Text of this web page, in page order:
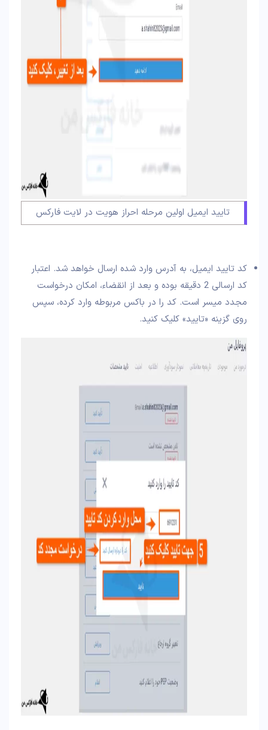
تایید ایمیل اولین مرحله احراز هویت در لایت فارکس
کد تایید ایمیل، به آدرس وارد شده ارسال خواهد شد. اعتبار
کد ارسالی 2 دقیقه بوده و بعد از انقضاء، امکان درخواست
مجدد میسر است. کد را در باکس مربوطه وارد کرده، سپس
روی گزینه «تایید» کلیک کنید.